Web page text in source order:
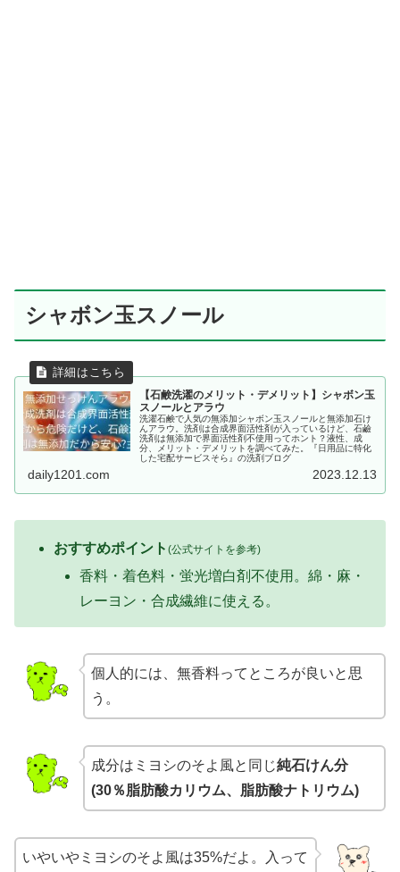
シャボン玉スノール
【石鹸洗濯のメリット・デメリット】シャボン玉
スノールとアラウ
洗濯石鹸で人気の無添加シャボン玉スノールと無添加石け
んアラウ。洗剤は合成界面活性剤が入っているけど、石鹼
洗剤は無添加で界面活性剤不使用ってホント？液性、成
分、メリット・デメリットを調べてみた。『日用品に特化
した宅配サービスそら』の洗剤ブログ
daily1201.com 2023.12.13
おすすめポイント(公式サイト を参考)
香料・着色料・蛍光増白剤不使用。綿・麻・
レーヨン・合成繊維に使える。
個人的には、無香料ってところが良いと思
う。
成分はミヨシのそよ風と同じ純石けん分
(30％脂肪酸カリウム、脂肪酸ナトリウム)
いやいやミヨシのそよ風は35%だよ。入って